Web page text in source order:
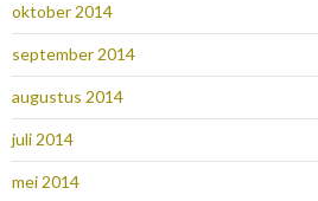
oktober 2014
september 2014
augustus 2014
juli 2014
mei 2014